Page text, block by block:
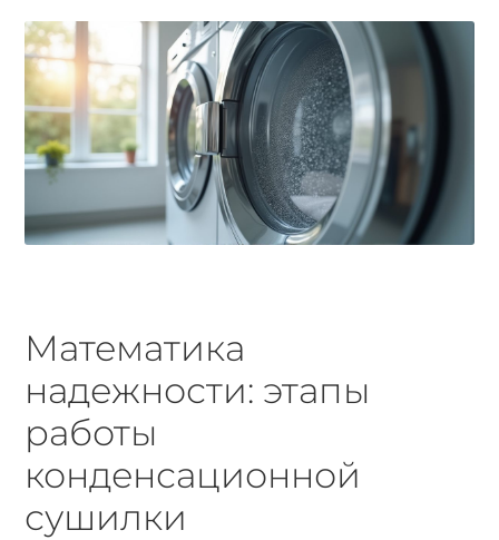
Математика
надежности: этапы
работы
конденсационной
сушилки